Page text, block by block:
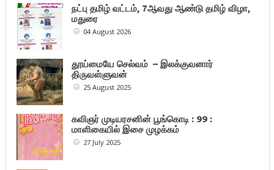
நட்பு தமிழ் வட்டம், 7ஆவது ஆண்டு தமிழ் விழா,
மதுரை
04 August 2026
தூய்மையே செல்வம் – இலக்குவனார்
திருவள்ளுவன்
25 August 2025
கவிஞர் முடியரசனின் பூங்கொடி : 99 :
மாளிகையில் இசை முழக்கம்
27 July 2025